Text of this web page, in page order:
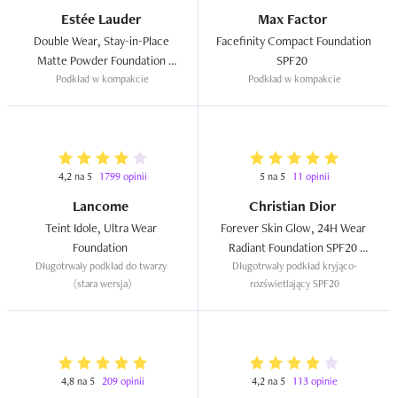
Estée Lauder
Double Wear, Stay-in-Place
Matte Powder Foundation
SPF10
Podkład w kompakcie
Max Factor
Facefinity Compact Foundation
Podkład w kompakcie
4,2 na 5 1799 opinii
Lancome
Teint Idole, Ultra Wear
Długotrwały podkład do twarzy
(stara wersja)
5 na 5 11 opinii
Christian Dior
Forever Skin Glow, 24H Wear
Radiant Foundation SPF20
PA+++
Długotrwały podkład kryjąco-
rozświetlający SPF20
4,8 na 5 209 opinii 4,2 na 5 113 opinie